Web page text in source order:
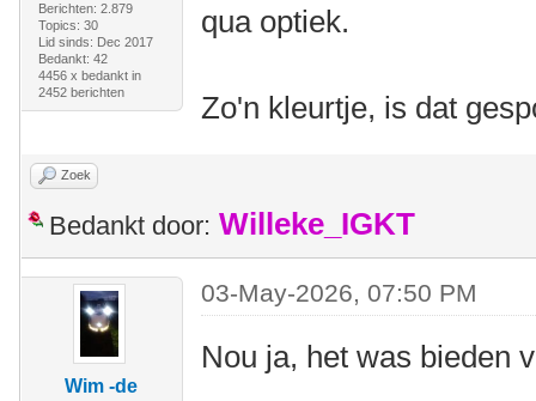
Berichten: 2.879
Topics: 30
Lid sinds: Dec 2017
Bedankt: 42
4456 x bedankt in
2452 berichten
qua optiek.
Zo'n kleurtje, is dat
Zoek
Bedankt door: Willeke_IGKT
Wim -de
03-May-2026, 07:50 PM
Nou ja, het was bieden